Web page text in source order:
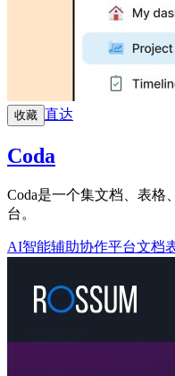
收藏 直达
Coda
Coda是一个集文档、表
台。
AI智能辅助协作平台文档